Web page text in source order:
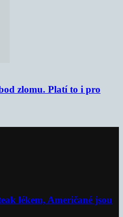
zlomu. Platí to i pro
lékem, Američané jsou